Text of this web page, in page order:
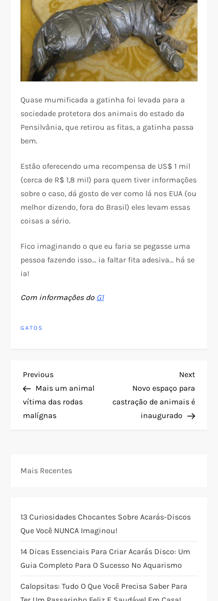
Quase mumificada a gatinha foi levada para a
sociedade protetora dos animais do estado da
Pensilvânia, que retirou as fitas, a gatinha passa
bem.
Estão oferecendo uma recompensa de US$ 1 mil
(cerca de R$ 1,8 mil) para quem tiver informações
sobre o caso, dá gosto de ver como lá nos EUA (ou
melhor dizendo, fora do Brasil) eles levam essas
coisas a sério.
Fico imaginando o que eu faria se pegasse uma
pessoa fazendo isso… ia faltar fita adesiva… há se
ia!
Com informações do G1
GATOS
N
a
v
g
ç
ã
o
d
Previous
Post
Previous
Mais um animal
vítima das rodas
malígnas
Next
Post
Next
Novo espaço para
castração de animais é
inaugurado
Mais Recentes
13 Curiosidades Chocantes Sobre Acarás-Discos
Que Você NUNCA Imaginou!
14 Dicas Essenciais Para Criar Acarás Disco: Um
Guia Completo Para O Sucesso No Aquarismo
Calopsitas: Tudo O Que Você Precisa Saber Para